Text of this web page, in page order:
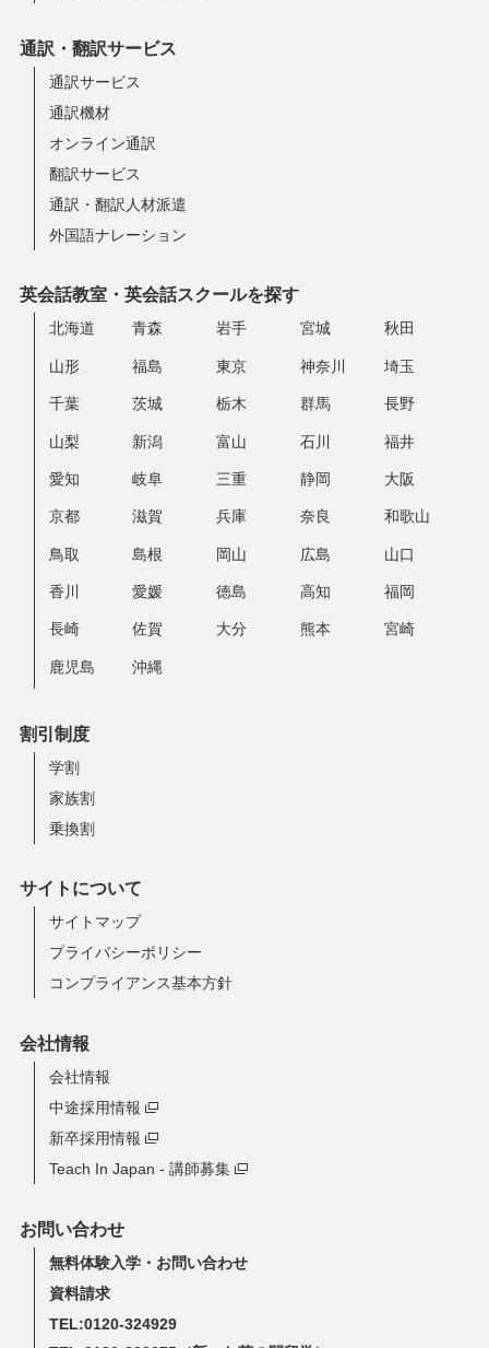
通訳・翻訳サービス
通訳サービス
通訳機材
オンライン通訳
翻訳サービス
通訳・翻訳人材派遣
外国語ナレーション
英会話教室・英会話スクールを探す
北海道 青森 岩手 宮城 秋田
山形 福島 東京 神奈川 埼玉
千葉 茨城 栃木 群馬 長野
山梨 新潟 富山 石川 福井
愛知 岐阜 三重 静岡 大阪
京都 滋賀 兵庫 奈良 和歌山
鳥取 島根 岡山 広島 山口
香川 愛媛 徳島 高知 福岡
長崎 佐賀 大分 熊本 宮崎
鹿児島 沖縄
割引制度
学割
家族割
乗換割
サイトについて
サイトマップ
プライバシーポリシー
コンプライアンス基本方針
会社情報
会社情報
中途採用情報
新卒採用情報
Teach In Japan - 講師募集
お問い合わせ
無料体験入学・お問い合わせ
資料請求
TEL:0120-324929